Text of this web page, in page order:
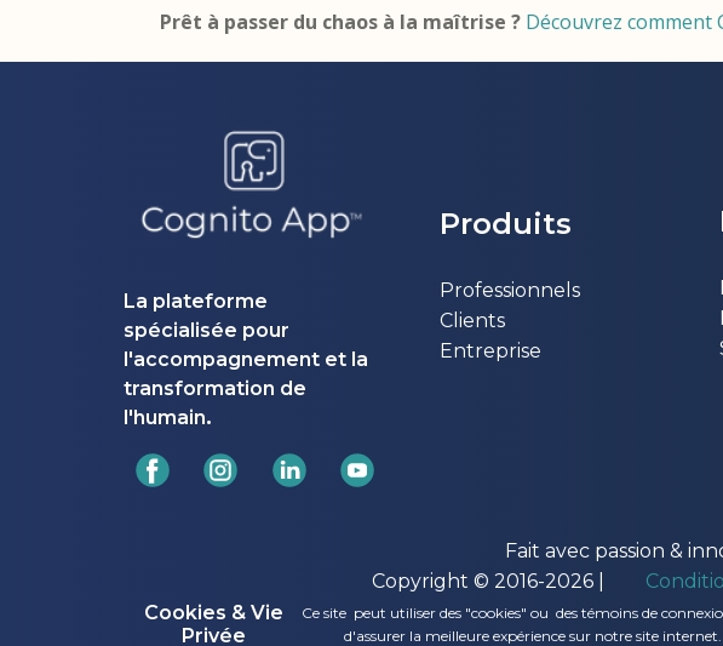
Prêt à passer du chaos à la maîtrise ? Découvrez
La plateforme
spécialisée pour
l'accompagnement et la
transformation de
l'humain.
Produits
Professionnels
Clients
Entreprise
Fait avec passion &
Copyright © 2016-2026 |
Cookies & Vie
Privée
Ce site peut utiliser des "cookies" ou des témoins de
d'assurer la meilleure expérience sur notre site internet.